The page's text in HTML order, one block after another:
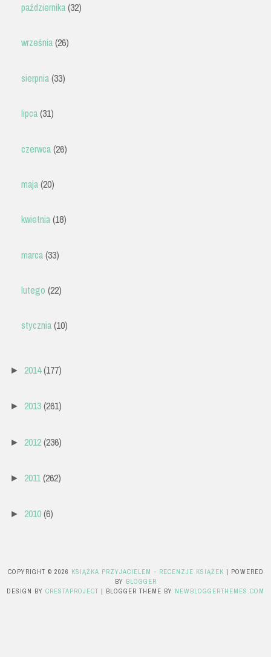
października(32)
września(26)
sierpnia(33)
lipca(31)
czerwca(26)
maja(20)
kwietnia(18)
marca(33)
lutego (22)
stycznia(10)
► 2014(177)
► 2013(261)
► 2012(236)
► 2011(262)
► 2010(6)
COPYRIGHT © 2026 KSIĄŻKA PRZYJACIELEM - RECENZJE KSIĄŻEK | POWERED
BY BLOGGER
DESIGN BY CRESTAPROJECT | BLOGGER THEME BY NEWBLOGGERTHEMES.COM